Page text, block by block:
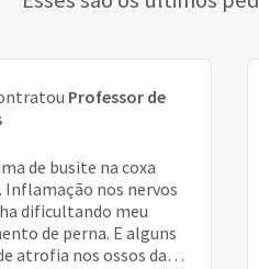
Professor de
de busite na coxa
Inflamação nos nervos
dificultando meu
de perna. E alguns
atrofia nos ossos da